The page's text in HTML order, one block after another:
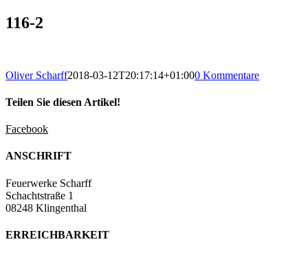
116-2
Oliver Scharff2018-03-12T20:17:14+01:000 Kommentare
Teilen Sie diesen Artikel!
Facebook
ANSCHRIFT
Feuerwerke Scharff
Schachtstraße 1
08248 Klingenthal
ERREICHBARKEIT